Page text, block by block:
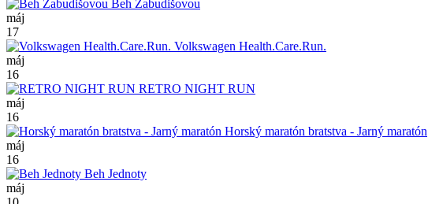
Beh Zabudišovou
máj
17
Volkswagen Health.Care.Run.
máj
16
RETRO NIGHT RUN
máj
16
Horský maratón bratstva - Jarný maratón
máj
16
Beh Jednoty
máj